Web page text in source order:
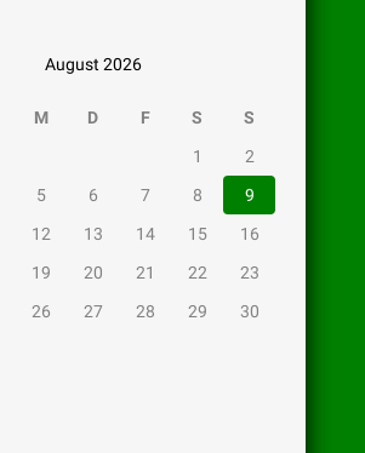
August 2026
M D F S
S
1
2
5 6 7 8
9
12 13 14 15
16
19 20 21 22
23
26 27 28 29
30